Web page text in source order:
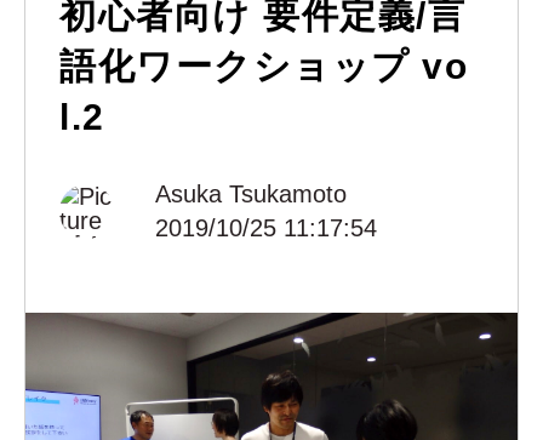
初心者向け 要件定義/言
語化ワークショップ vo
l.2
Asuka Tsukamoto
2019/10/25 11:17:54